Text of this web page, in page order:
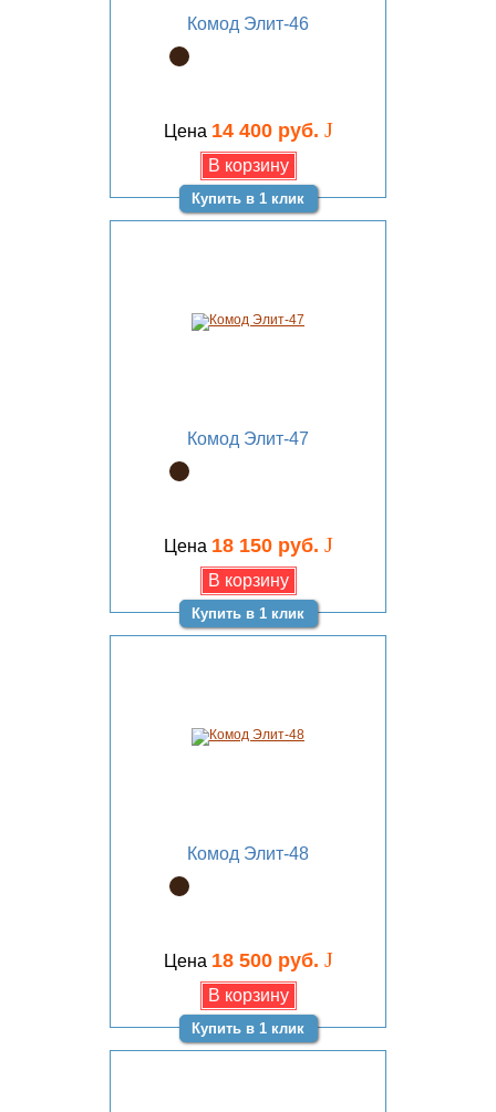
Комод Элит-46
Цена 14 400 руб. J
Купить в 1 клик
Комод Элит-47
Цена 18 150 руб. J
Купить в 1 клик
Комод Элит-48
Цена 18 500 руб. J
Купить в 1 клик